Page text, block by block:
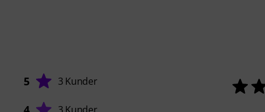
5 3 Kunder